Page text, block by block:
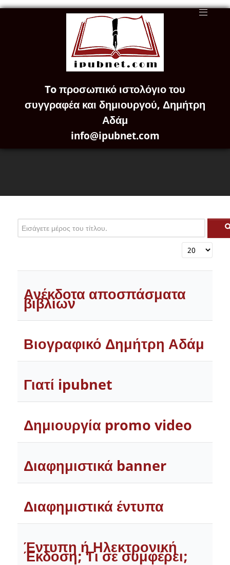
To προσωπικό ιστολόγιο του
συγγραφέα και δημιουργού, Δημήτρη
Αδάμ
info@ipubnet.com
Εισάγετε μέρος του τίτλου.
Εμφάνιση #
Ανέκδοτα αποσπάσματα
βιβλίων
Βιογραφικό Δημήτρη Αδάμ
Γιατί ipubnet
Δημιουργία promo video
Διαφημιστικά banner
Διαφημιστικά έντυπα
Έντυπη ή Ηλεκτρονική
Έκδοση; Τι σε συμφέρει;